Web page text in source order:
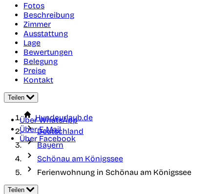
Fotos
Beschreibung
Zimmer
Ausstattung
Lage
Bewertungen
Belegung
Preise
Kontakt
Teilen
Über WhatsApp
Über E-Mail
Über Facebook
Hundeurlaub.de
Deutschland
Bayern
Schönau am Königssee
Ferienwohnung in Schönau am Königssee
Teilen